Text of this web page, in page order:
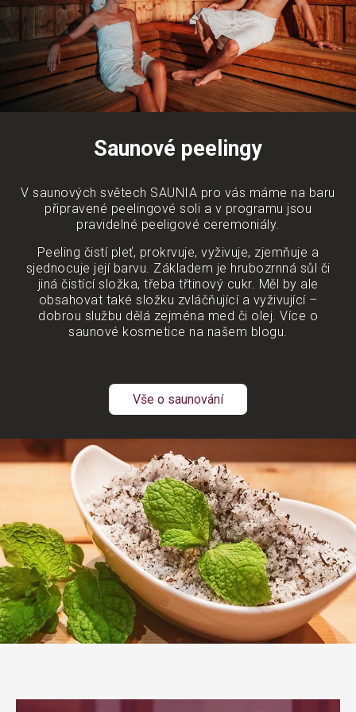
Saunové peelingy
V saunových světech SAUNIA pro vás máme na baru
připravené peelingové soli a v programu jsou
pravidelné peeligové ceremoniály.
Peeling čistí pleť, prokrvuje, vyživuje, zjemňuje a
sjednocuje její barvu. Základem je hrubozrnná sůl či
jiná čistící složka, třeba třtinový cukr. Měl by ale
obsahovat také složku zvláčňující a vyživující –
dobrou službu dělá zejména med či olej. Více o
saunové kosmetice na našem blogu.
Vše o saunování